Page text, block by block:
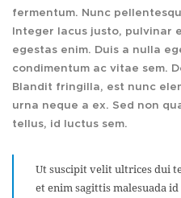
fermentum. Nunc
Integer lacus justo, pulvinar
egestas enim. Duis a nulla
condimentum ac vitae sem.
Blandit fringilla, est nunc
urna neque a ex. Sed non
tellus, id luctus sem.
Ut suscipit velit ultrices dui
et enim sagittis malesuada